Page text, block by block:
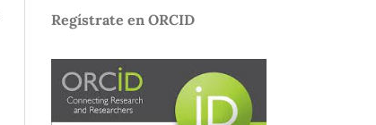
Regístrate en ORCID